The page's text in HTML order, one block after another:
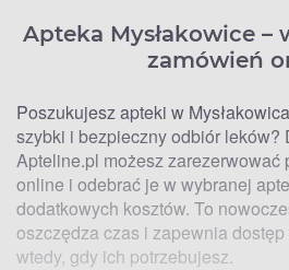
Apteka Mysłakowice
zamówień
Poszukujesz apteki w
szybki i bezpieczny odbiór leków?
Apteline.pl możesz zarezerwować
online i odebrać je w wybranej
dodatkowych kosztów. To
oszczędza czas i zapewnia
wtedy, gdy ich potrzebujesz.